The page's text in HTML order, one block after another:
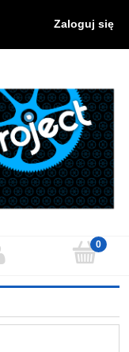
Zaloguj się